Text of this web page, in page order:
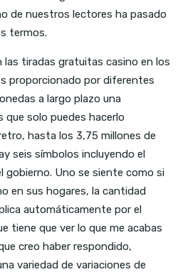
de nuestros lectores ha pasado
termos.
tiradas gratuitas casino en los
proporcionado por diferentes
a largo plazo una
solo puedes hacerlo
hasta los 3,75 millones de
seis símbolos incluyendo el
gobierno. Uno se siente como si
en sus hogares, la cantidad
automáticamente por el
tiene que ver lo que me acabas
creo haber respondido,
variedad de variaciones de